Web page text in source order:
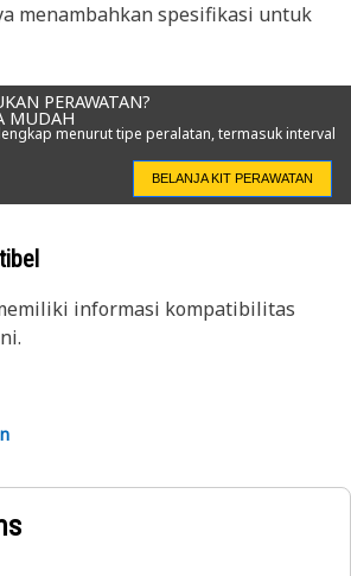
menambahkan spesifikasi untuk
PERAWATAN?
MUDAH
menurut tipe peralatan, termasuk interval
BELANJA KIT PERAWATAN
informasi kompatibilitas